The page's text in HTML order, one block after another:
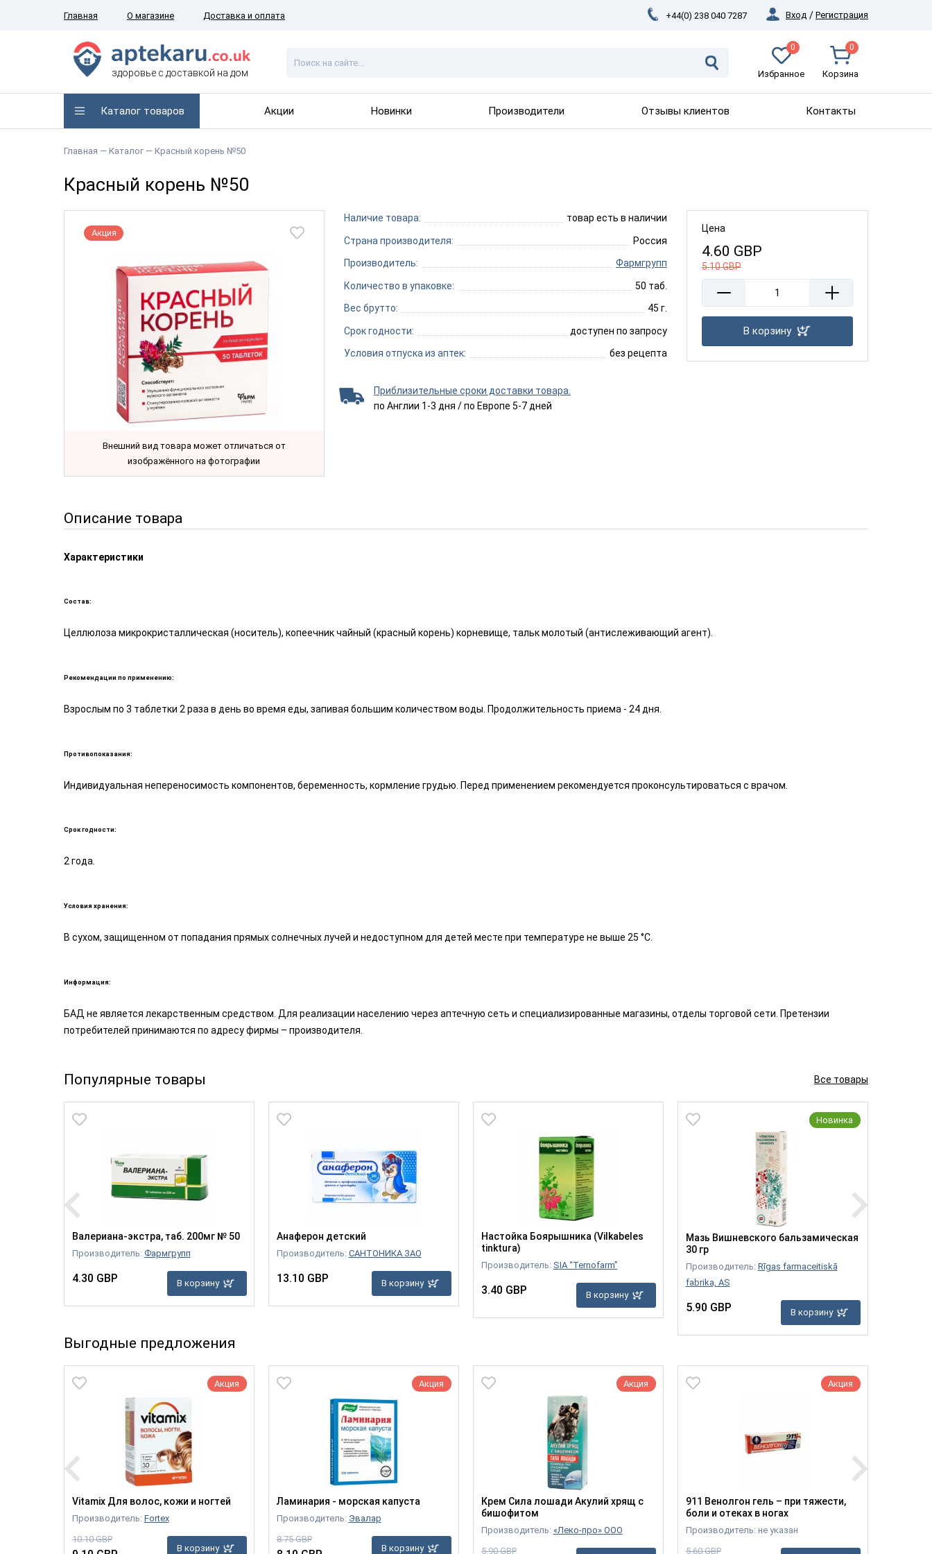
Главная О магазине Доставка и оплата +44(0) 238 040 7287 Вход / Регистрация
здоровье с доставкой на дом
0
Избранное
0
Корзина
Каталог товаров Акции Новинки Производители Отзывы клиентов Контакты
Главная — Каталог — Красный корень №50
Красный корень №50
Акция
Внешний вид товара может отличаться от
изображённого на фотографии
Наличие товара: товар есть в наличии
Страна производителя: Россия
Производитель: Фармгрупп
Количество в упаковке: 50 таб.
Вес брутто: 45 г.
Срок годности: доступен по запросу
Условия отпуска из аптек: без рецепта
Приблизительные сроки доставки товара.
по Англии 1-3 дня / по Европе 5-7 дней
Цена
4.60 GBP
5.10GBP
В корзину
Описание товара
Характеристики
Состав:
Целлюлоза микрокристаллическая (носитель), копеечник чайный (красный корень) корневище, тальк молотый (антислеживающий агент).
Рекомендации по применению:
Взрослым по 3 таблетки 2 раза в день во время еды, запивая большим количеством воды. Продолжительность приема - 24 дня.
Противопоказания:
Индивидуальная непереносимость компонентов, беременность, кормление грудью. Перед применением рекомендуется проконсультироваться с врачом.
Срок годности:
2 года.
Условия хранения:
В сухом, защищенном от попадания прямых солнечных лучей и недоступном для детей месте при температуре не выше 25 °С.
Информация:
БАД не является лекарственным средством. Для реализации населению через аптечную сеть и специализированные магазины, отделы торговой сети. Претензии
потребителей принимаются по адресу фирмы – производителя.
Популярные товары Все товары
Валериана-экстра, таб. 200мг № 50
Производитель: Фармгрупп
4.30 GBP В корзину
Анаферон детский
Производитель: САНТОНИКА ЗАО
13.10 GBP В корзину
Настойка Боярышника (Vilkabeles
tinktura)
Производитель: SIA “Ternofarm”
3.40 GBP В корзину
Новинка
Мазь Вишневского бальзамическая
30 гр
Производитель: Rīgas farmaceitiskā
fabrika, AS
5.90 GBP В корзину
Выгодные предложения
Акция
Vitamix Для волос, кожи и ногтей
Производитель: Fortex
10.10 GBP
В корзину
Акция
Ламинария - морская капуста
Производитель: Эвалар
8.75 GBP
В корзину
Акция
Крем Сила лошади Акулий хрящ с
бишофитом
Производитель: «Леко-про» ООО
5.90 GBP
Акция
911 Венолгон гель – при тяжести,
боли и отеках в ногах
Производитель: не указан
5.60 GBP